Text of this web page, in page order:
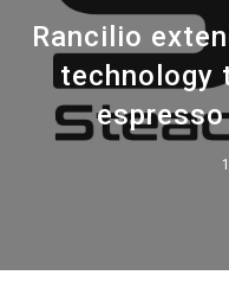
Rancilio
technology
espresso
Our brands